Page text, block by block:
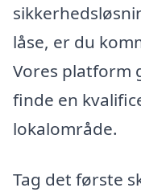
låse, er du
Vores platform
finde en
lokalområde.
Tag det første